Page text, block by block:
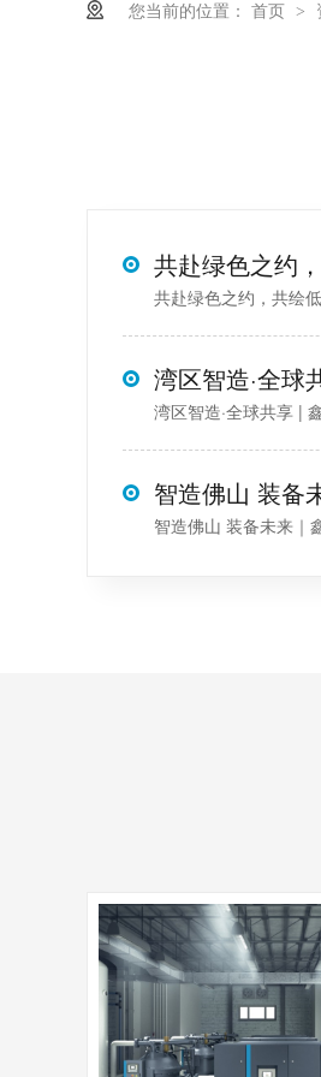
您当前的位置： 首页 >
共赴绿色之约，共绘
湾区智造·全球共享 |
智造佛山 装备未来｜